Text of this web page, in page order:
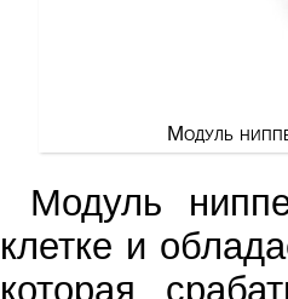
Модуль
Модуль
клетке и
которая